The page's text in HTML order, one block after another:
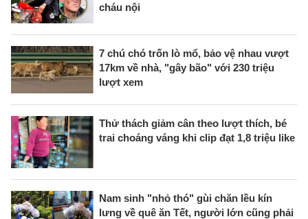
cháu nội
7 chú chó trốn lò mổ, bảo vệ nhau vượt
17km về nhà, "gây bão" với 230 triệu
lượt xem
Thử thách giảm cân theo lượt thích, bé
trai choáng váng khi clip đạt 1,8 triệu like
Nam sinh "nhỏ thó" gùi chăn lều kín
lưng về quê ăn Tết, người lớn cũng phải